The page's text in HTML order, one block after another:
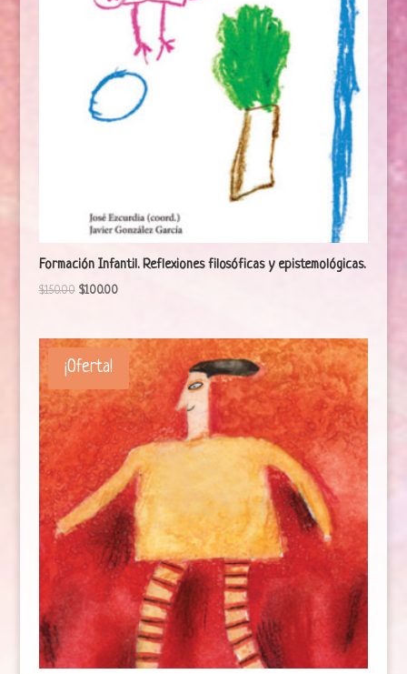
Formación Infantil. Reflexiones filosóficas y epistemológicas.
$150.00 $100.00
¡Oferta!